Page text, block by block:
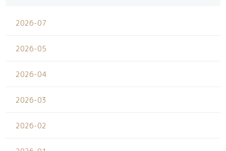
2026-07
2026-05
2026-04
2026-03
2026-02